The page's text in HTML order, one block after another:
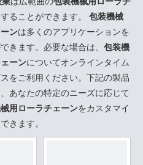
ることができます。 包装機械
ンは多くのアプリケーションを
きます。必要な場合は、 包装機
ーンについてオンラインタイム
をご利用ください。下記の製品
あなたの特定のニーズに応じて
用ローラチェーンをカスタマイ
きます。